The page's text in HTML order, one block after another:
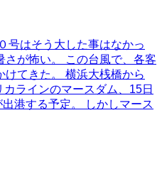
号はそう大した事はなかっ
さが怖い。 この台風で、各客
てきた。 横浜大桟橋から
ラインのマースダム、15日
港する予定。 しかしマース